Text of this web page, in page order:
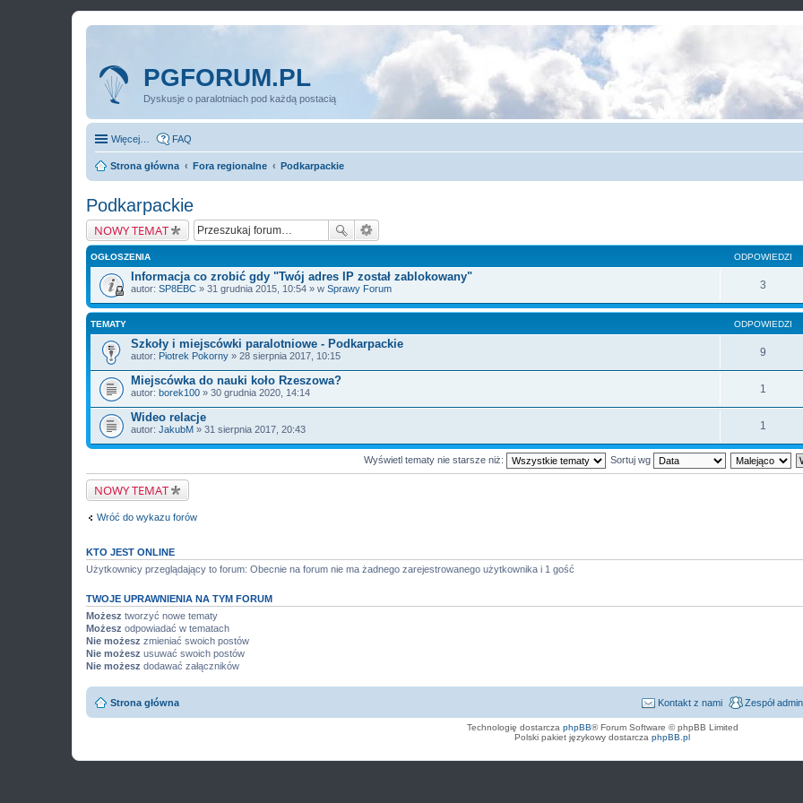
PGFORUM.PL
Dyskusje o paralotniach pod każdą postacią
Więcej… FAQ
Strona główna Fora regionalne Podkarpackie
Podkarpackie
NOWY TEMAT
OGŁOSZENIA ODPOWIEDZI
Informacja co zrobić gdy "Twój adres IP został zablokowany"
autor: SP8EBC » 31 grudnia 2015, 10:54 » w Sprawy Forum 3
TEMATY ODPOWIEDZI
Szkoły i miejscówki paralotniowe - Podkarpackie
autor: Piotrek Pokorny » 28 sierpnia 2017, 10:15 9
Miejscówka do nauki koło Rzeszowa?
autor: borek100 » 30 grudnia 2020, 14:14 1
Wideo relacje
autor: JakubM » 31 sierpnia 2017, 20:43 1
Wyświetl tematy nie starsze niż: Sortuj wg
NOWY TEMAT
Wróć do wykazu forów
KTO JEST ONLINE
Użytkownicy przeglądający to forum: Obecnie na forum nie ma żadnego zarejestrowanego użytkownika i 1 gość
TWOJE UPRAWNIENIA NA TYM FORUM
Możesz tworzyć nowe tematy
Możesz odpowiadać w tematach
Nie możesz zmieniać swoich postów
Nie możesz usuwać swoich postów
Nie możesz dodawać załączników
Strona główna Zespół
Kontakt z nami
Technologię dostarcza phpBB® Forum Software © phpBB Limited
Polski pakiet językowy dostarcza phpBB.pl